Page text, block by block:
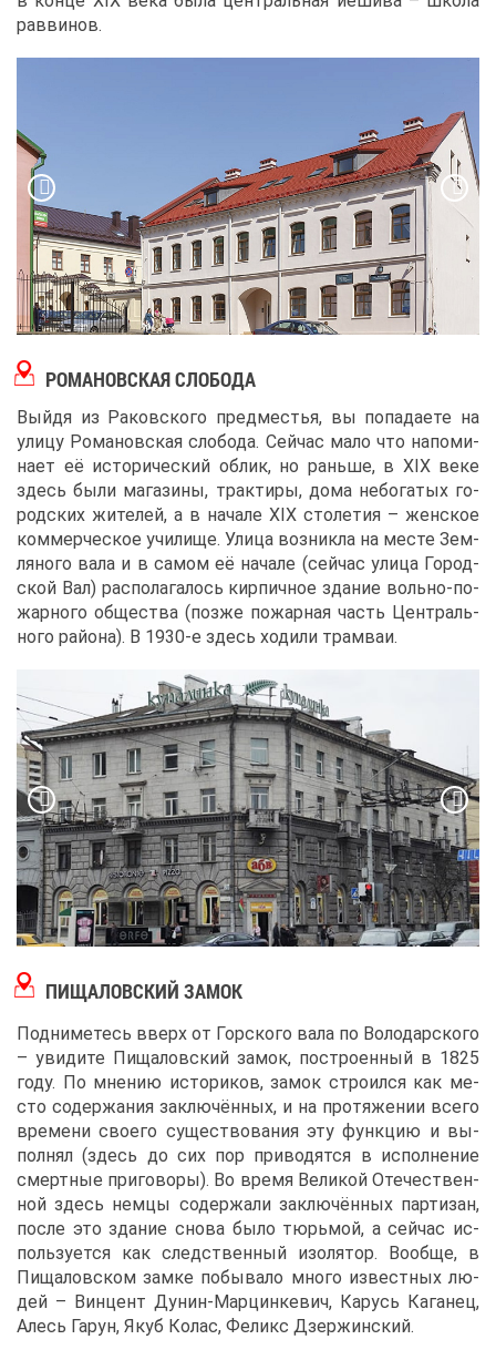
рав­ви­нов.
РО­МА­НОВ­СКАЯ СЛО­БО­ДА
Вый­дя из Ра­ков­ско­го пред­ме­стья, вы по­па­да­е­те на
ули­цу Ро­ма­нов­ская сло­бо­да. Сей­час ма­ло что на­по­ми­
на­ет её ис­то­ри­че­ский об­лик, но рань­ше, в XIX ве­ке
здесь бы­ли ма­га­зи­ны, трак­ти­ры, до­ма небо­га­тых го­
род­ских жи­те­лей, а в на­ча­ле XIX сто­ле­тия – жен­ское
ком­мер­че­ское учи­ли­ще. Ули­ца воз­ник­ла на ме­сте Зем­
ля­но­го ва­ла и в са­мом её на­ча­ле (сей­час ули­ца Го­род­
ской Вал) рас­по­ла­га­лось кир­пич­ное зда­ние воль­но-по­
жар­но­го об­ще­ства (поз­же по­жар­ная часть Цен­траль­
но­го рай­о­на). В 1930-е здесь хо­ди­ли трам­ваи.
ПИ­ЩА­ЛОВ­СКИЙ ЗА­МОК
Под­ни­ме­тесь вверх от Гор­ско­го ва­ла по Во­ло­дар­ско­го
– уви­ди­те Пи­ща­лов­ский за­мок, по­стро­ен­ный в 1825
го­ду. По мне­нию ис­то­ри­ков, за­мок стро­ил­ся как ме­
сто со­дер­жа­ния за­клю­чён­ных, и на про­тя­же­нии все­го
вре­ме­ни сво­е­го су­ще­ство­ва­ния эту функ­цию и вы­
пол­нял (здесь до сих пор при­во­дят­ся в ис­пол­не­ние
смерт­ные при­го­во­ры). Во вре­мя Ве­ли­кой Оте­че­ствен­
ной здесь нем­цы со­дер­жа­ли за­клю­чён­ных пар­ти­зан,
по­сле это зда­ние сно­ва бы­ло тюрь­мой, а сей­час ис­
поль­зу­ет­ся как след­ствен­ный изо­ля­тор. Во­об­ще, в
Пи­ща­лов­ском зам­ке по­бы­ва­ло мно­го из­вест­ных лю­
дей – Вин­цент Ду­нин-Мар­цин­ке­вич, Ка­русь Ка­га­нец,
Алесь Га­рун, Якуб Ко­лас, Фе­ликс Дзер­жин­ский.